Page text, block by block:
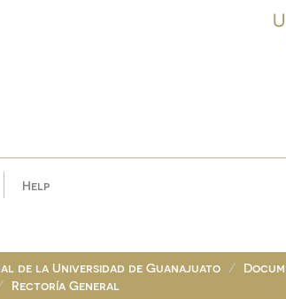
Help
de la Universidad de Guanajuato
Rectoría General